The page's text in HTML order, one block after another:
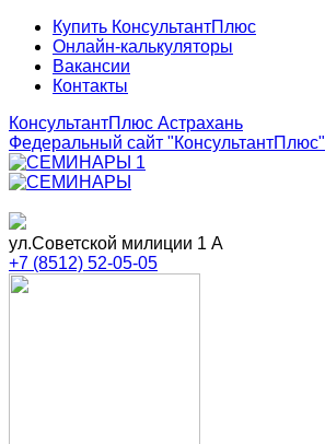
Купить КонсультантПлюс
Онлайн-калькуляторы
Вакансии
Контакты
КонсультантПлюс Астрахань
Федеральный сайт "КонсультантПлюс"
ул.Советской милиции 1 А
+7 (8512) 52-05-05